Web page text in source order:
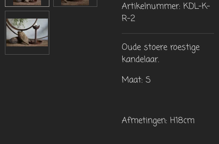
Artikelnummer: KDL-K-
R-2
Oude stoere roestige
kandelaar.
Maat: S
Afmetingen: H18cm